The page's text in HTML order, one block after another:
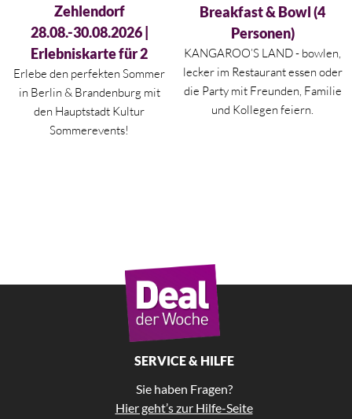
Zehlendorf
28.08.-30.08.2026 |
Erlebniskarte für 2
Erlebe den perfekten Sommer
in Berlin & Brandenburg mit
den Hauptstadt Kultur
Sommerevents!
Breakfast & Bowl (4
Personen)
KANGAROO’S LAND - bowlen,
lecker im Restaurant essen oder
die Party mit Freunden, Familie
und Kollegen feiern.
SERVICE & HILFE
Sie haben Fragen?
Hier geht’s zur Hilfe-Seite